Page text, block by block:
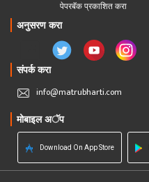
पेपरबॅक प्रकाशित करा
अनुसरण करा
संपर्क करा
info@matrubharti.com
मोबाइल अॅप
Download On App Store